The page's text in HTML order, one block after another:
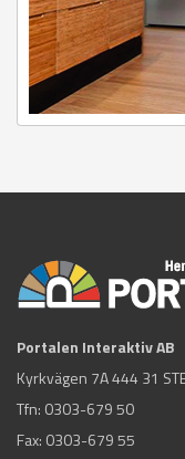
Portalen Interaktiv AB
Kyrkvägen 7A 444 31
Tfn: 0303-679 50
Fax: 0303-679 55